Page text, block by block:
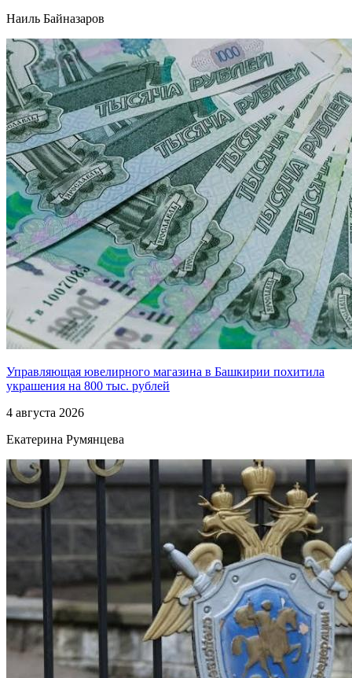
Наиль Байназаров
Управляющая ювелирного магазина в Башкирии похитила
украшения на 800 тыс. рублей
4 августа 2026
Екатерина Румянцева